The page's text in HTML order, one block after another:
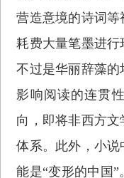
营造意境的诗词
耗费大量笔墨进
不过是华丽辞藻的
影响阅读的连贯
向，即将非西方
体系。此外，小说
能是“变形的中国